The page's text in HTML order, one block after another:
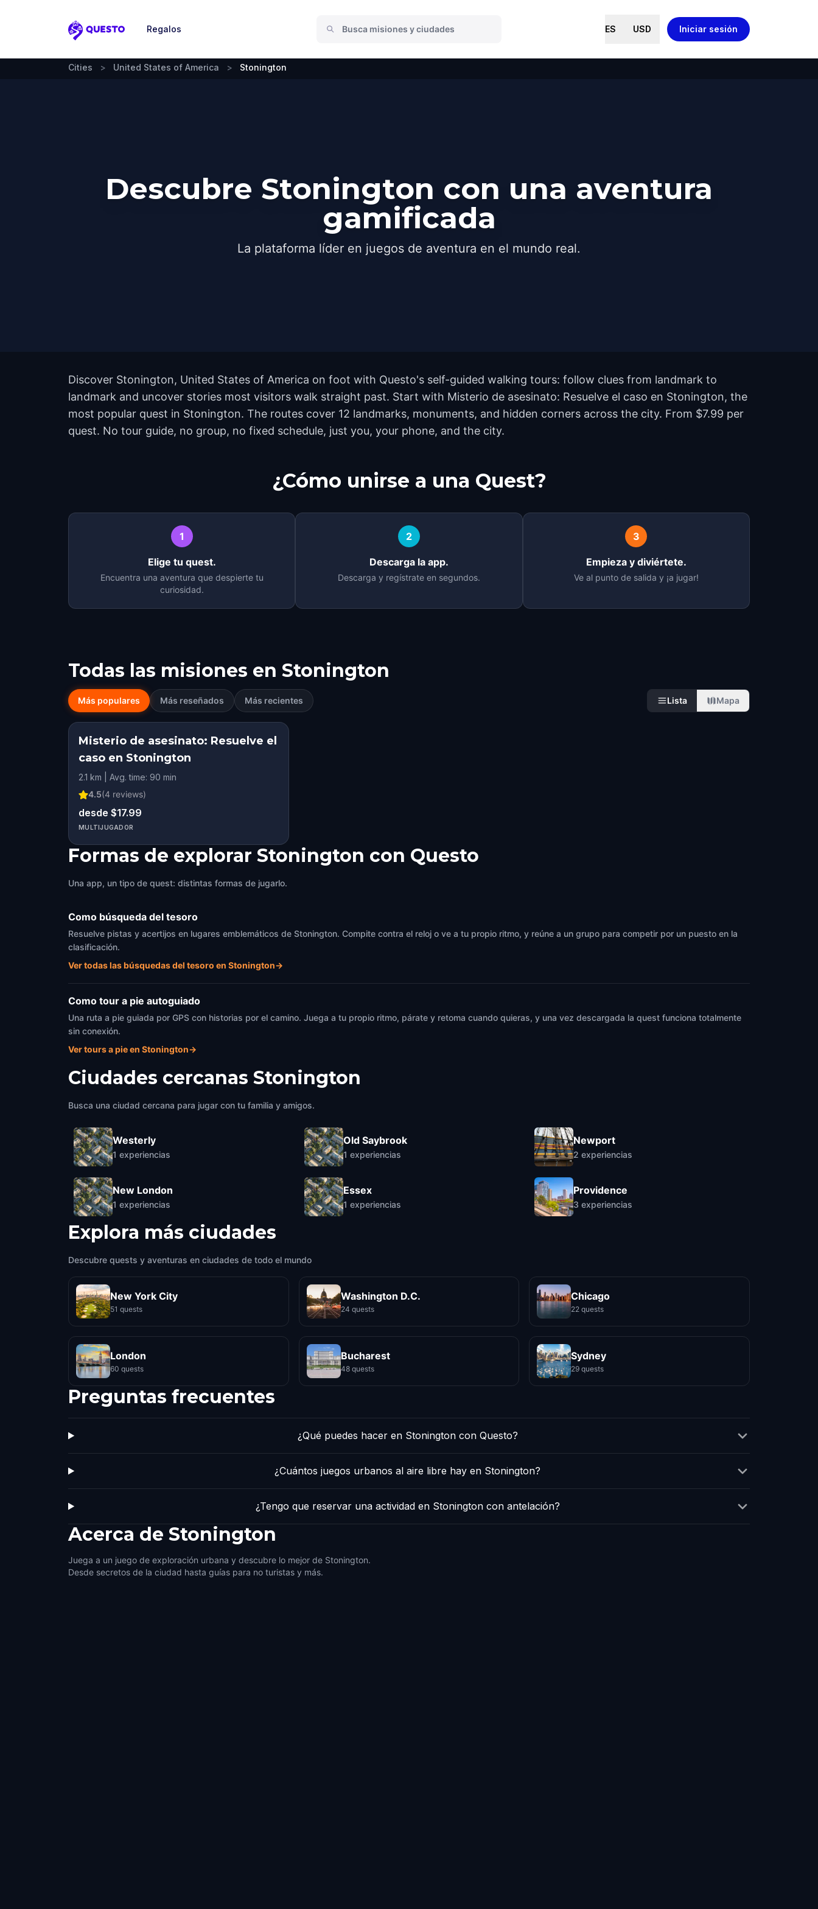
Questo
Regalos ES USD Iniciar sesión
Cities > United States of America > Stonington
Descubre Stonington con una aventura
gamificada
La plataforma líder en juegos de aventura en el mundo real.
Discover Stonington, United States of America on foot with Questo's self-guided walking tours: follow clues from landmark to
landmark and uncover stories most visitors walk straight past. Start with Misterio de asesinato: Resuelve el caso en Stonington, the
most popular quest in Stonington. The routes cover 12 landmarks, monuments, and hidden corners across the city. From $7.99 per
quest. No tour guide, no group, no fixed schedule, just you, your phone, and the city.
¿Cómo unirse a una Quest?
1
Elige tu quest.
Encuentra una aventura que despierte tu
curiosidad.
2
Descarga la app.
Descarga y regístrate en segundos.
3
Empieza y diviértete.
Ve al punto de salida y ¡a jugar!
Todas las misiones en Stonington
Más populares Más reseñados Más recientes Lista Mapa
Misterio de asesinato: Resuelve el
caso en Stonington
2.1 km | Avg. time: 90 min
4.5(4 reviews)
desde $17.99
MULTIJUGADOR
Formas de explorar Stonington con Questo
Una app, un tipo de quest: distintas formas de jugarlo.
Como búsqueda del tesoro
Resuelve pistas y acertijos en lugares emblemáticos de Stonington. Compite contra el reloj o ve a tu propio ritmo, y reúne a un grupo para competir por un puesto en la
clasificación.
Ver todas las búsquedas del tesoro en Stonington→
Como tour a pie autoguiado
Una ruta a pie guiada por GPS con historias por el camino. Juega a tu propio ritmo, párate y retoma cuando quieras, y una vez descargada la quest funciona totalmente
sin conexión.
Ver tours a pie en Stonington→
Ciudades cercanas Stonington
Busca una ciudad cercana para jugar con tu familia y amigos.
Westerly
1 experiencias
New London
1 experiencias
Old Saybrook
1 experiencias
Essex
1 experiencias
Newport
2 experiencias
Providence
3 experiencias
Explora más ciudades
Descubre quests y aventuras en ciudades de todo el mundo
New York City
51 quests
Washington D.C.
24 quests
Chicago
22 quests
London
60 quests
Bucharest
48 quests
Sydney
29 quests
Preguntas frecuentes
¿Qué puedes hacer en Stonington con Questo?
¿Cuántos juegos urbanos al aire libre hay en Stonington?
¿Tengo que reservar una actividad en Stonington con antelación?
Acerca de Stonington
Juega a un juego de exploración urbana y descubre lo mejor de Stonington.
Desde secretos de la ciudad hasta guías para no turistas y más.